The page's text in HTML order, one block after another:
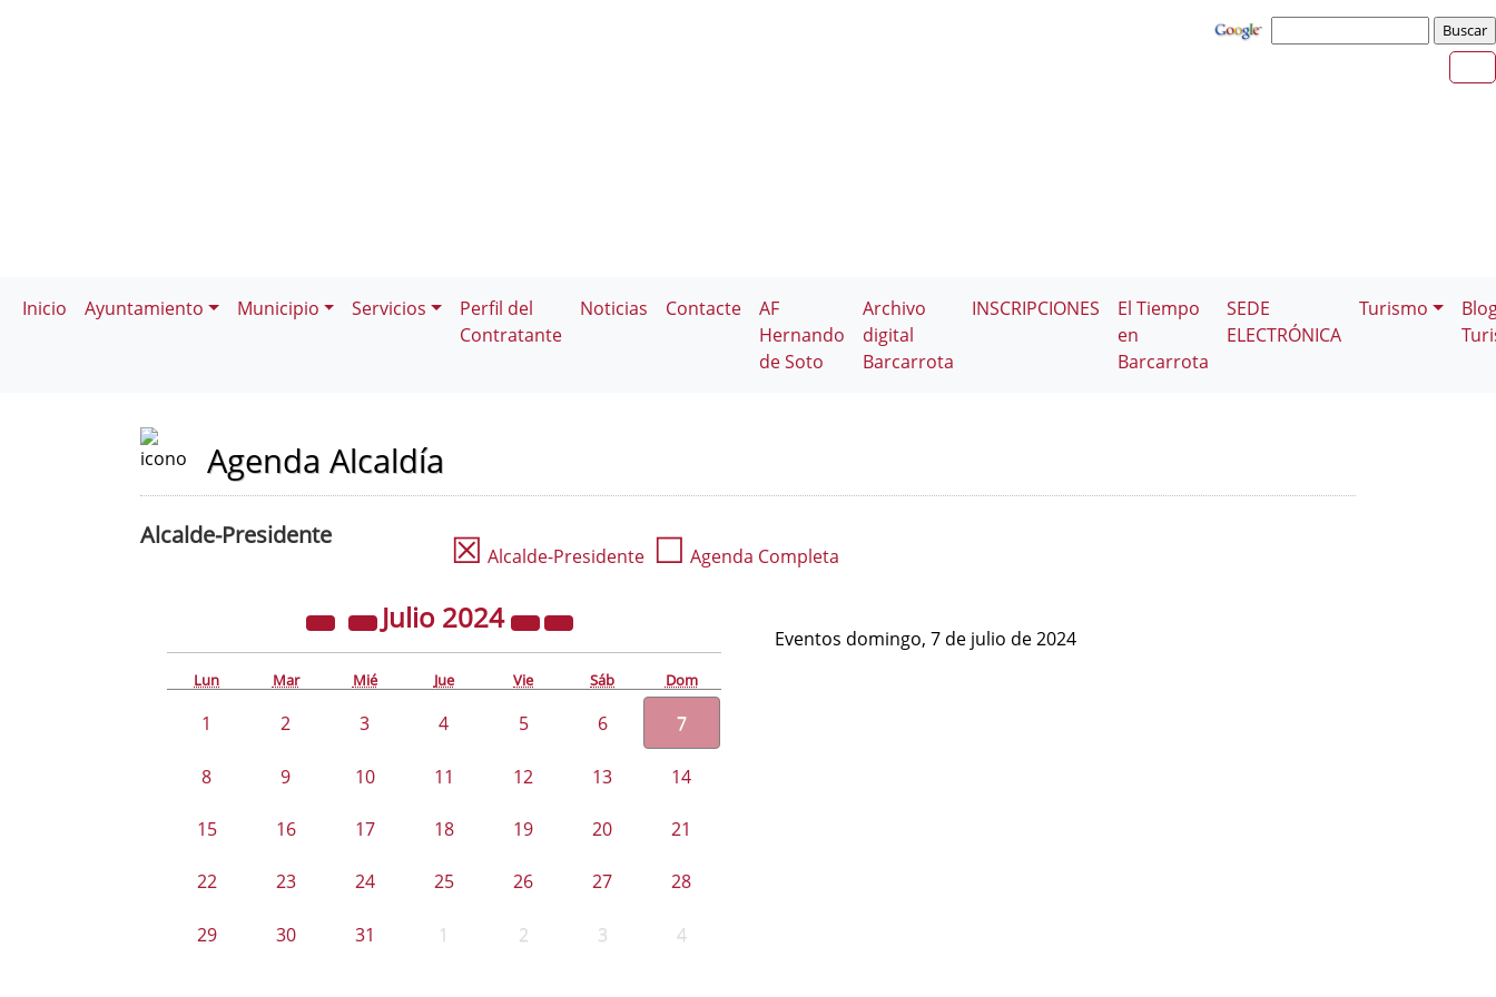
Inicio Ayuntamiento Municipio Servicios
Perfil del
Contratante
Noticias Contacte
AF
Hernando
de Soto
Archivo
digital
Barcarrota
INSCRIPCIONES
El Tiempo
en
Barcarrota
SEDE
ELECTRÓNICA
Turismo
Agenda Alcaldía
Alcalde-Presidente ☒ Alcalde-Presidente ☐ Agenda Completa
Julio 2024
Lun Mar Mié Jue Vie Sáb Dom
1 2 3 4 5 6 7
8 9 10 11 12 13 14
15 16 17 18 19 20 21
22 23 24 25 26 27 28
29 30 31 1 2 3 4
Eventos domingo, 7 de julio de 2024